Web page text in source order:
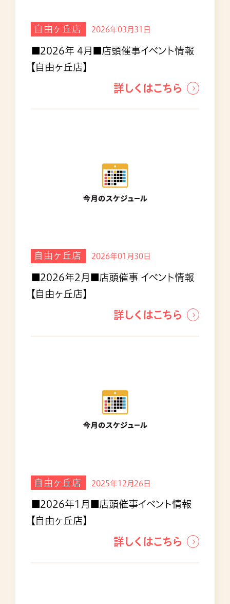
自由ヶ丘店 2026年03月31日
■2026年 4月■店頭催事イベント情報
【自由ヶ丘店】
詳しくはこちら
自由ヶ丘店 2026年01月30日
■2026年2月■店頭催事 イベント情報
【自由ヶ丘店】
詳しくはこちら
自由ヶ丘店 2025年12月26日
■2026年1月■店頭催事イベント情報
【自由ヶ丘店】
詳しくはこちら